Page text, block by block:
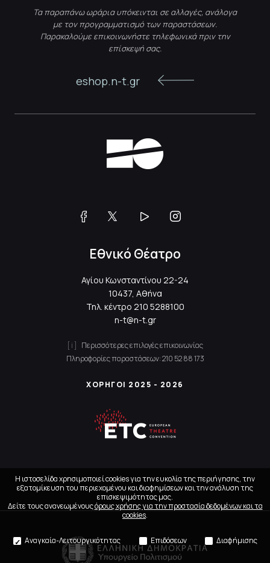
Τα παραπάνω ωράρια υπόκεινται σε αλλαγές, ανάλογα
με τον προγραμματισμό των παραστάσεων.
Παρακαλούμε επικοινωνήστε τηλεφωνικά πριν την
επίσκεψή σας.
eshop.n-t.gr
Εθνικό Θέατρο
Αγίου Κωνσταντίνου 22-24
10437, Αθήνα
Τηλ. κέντρο 210 5288100
n-t@n-t.gr
Περισσότερες επιλογές επικοινωνίας
Πληροφορίες παραστάσεων:210 52 88 173
ΧΟΡΗΓΟΙ 2025 - 2026
Η ιστοσελίδα χρησιμοποιεί cookies για την ευκολία της περιήγησης, την
εξατομίκευση του περιεχομένου και διαφημίσεων και την ανάλυση της
επισκεψιμότητας μας.
Δείτε τους ανανεωμένουςόρους χρήσης για την προστασία δεδομένων και τα
cookies.
Αναγκαία-Λειτουργικότητας Επιδόσεων Διαφήμισης